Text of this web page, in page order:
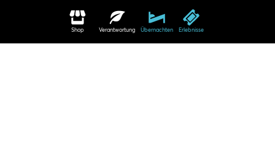
Shop Verantwortung Übernachten Erlebnisse